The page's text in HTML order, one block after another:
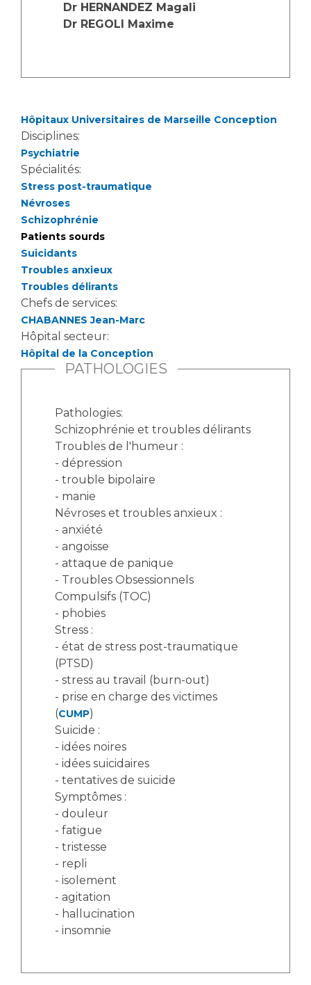
Pôle Médecine Physique et Réadaptation
Accueil sourds et malentendants
Activité physique
Cancer
Médecine nucléaire
Maladies rares
Maternité Hôpital Nord
La Commission Des Usagers (CDU)
Les Comités Locaux des Usagers
Le projet des usagers
Qualité
Nos indicateurs qualité et de sécurité des soins
Protection des données
Sécurité
Les recherches en santé à l’AP-HM
Lieu de santé sans tabac
Professionnels de santé
Réseaux de soins
Radiologie / Imagerie
Cancérologie
Les pôles d'activité médicale
Anatomie et Cytologie Pathologiques
Adresser un examen au Laboratoire d'Infectiologie
Centres de référence Maladies Rares
Plateforme d'Expertise Maladies Rares
Presse / Multimédia
Communiqués de presse
Dossiers de presse
Médiathèque
Fournisseurs
Rôles et missions
Liste des marchés conclus
Documents utiles
Dr HERNANDEZ Magali
Dr REGOLI Maxime
Hôpitaux Universitaires de Marseille Conception
Disciplines:
Psychiatrie
Spécialités:
Stress post-traumatique
Névroses
Schizophrénie
Patients sourds
Suicidants
Troubles anxieux
Troubles délirants
Chefs de services:
CHABANNES Jean-Marc
Hôpital secteur:
Hôpital de la Conception
PATHOLOGIES
Pathologies:
Schizophrénie et troubles délirants
Troubles de l'humeur :
- dépression
- trouble bipolaire
- manie
Névroses et troubles anxieux :
- anxiété
- angoisse
- attaque de panique
- Troubles Obsessionnels
Compulsifs (TOC)
- phobies
Stress :
- état de stress post-traumatique
(PTSD)
- stress au travail (burn-out)
- prise en charge des victimes
(CUMP)
Suicide :
- idées noires
- idées suicidaires
- tentatives de suicide
Symptômes :
- douleur
- fatigue
- tristesse
- repli
- isolement
- agitation
- hallucination
- insomnie